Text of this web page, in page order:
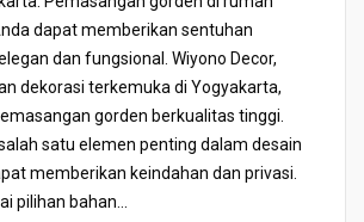
dapat memberikan sentuhan
dan fungsional. Wiyono Decor,
dekorasi terkemuka di Yogyakarta,
gorden berkualitas tinggi.
satu elemen penting dalam desain
memberikan keindahan dan privasi.
pilihan bahan...